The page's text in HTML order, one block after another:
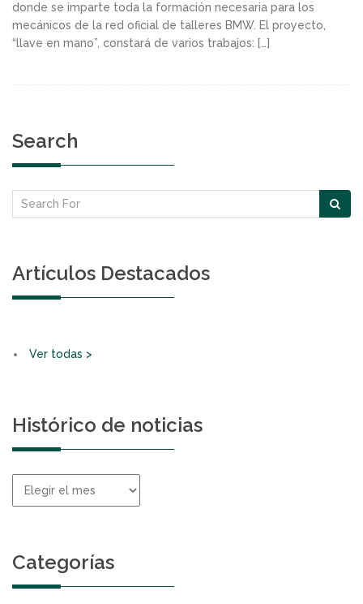
donde se imparte toda la formación necesaria para los
mecánicos de la red oficial de talleres BMW. El proyecto,
“llave en mano”, constará de varios trabajos: […]
Search
Artículos Destacados
Ver todas >
Histórico de noticias
Categorías